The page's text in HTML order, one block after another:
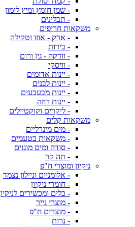
- שמן חומץ ומיץ לימון
- תבלינים
משקאות חריפים
- ארק - אוזו וטקילה
- בירות
- וודקה - גין ורום
- וויסקי
- יינות אדומים
- יינות לבנים
- יינות מבעבעים
- יינות רוזה
- ליקרים וקוקטיילים
משקאות קלים
- מים מינרליים
- משקאות בטעמים
- סודה ומים מוגזים
- תה קר
ניקיון ומוצרי ח"פ
- אלומניום וניילון נצמד
- חומרי ניקיון
- כלים ומכשירים
- מוצרי נייר
- מוצרים ח"פ
- נרות